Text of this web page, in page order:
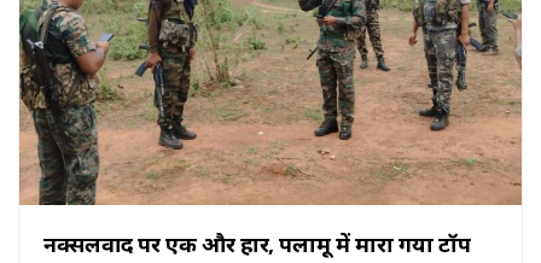
नक्सलवाद पर एक और प्रहार, पलामू में मारा गया टॉप